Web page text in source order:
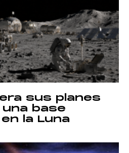
sus planes
base
la Luna